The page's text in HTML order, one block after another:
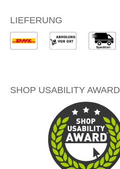
LIEFERUNG
SHOP USABILITY AWARD